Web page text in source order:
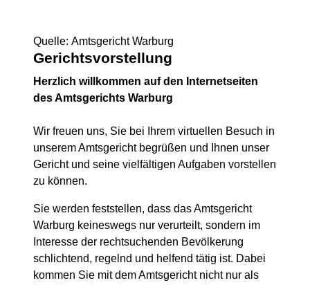
Quelle: Amtsgericht Warburg
Gerichtsvorstellung
Herzlich willkommen auf den Internetseiten
des Amtsgerichts Warburg
Wir freuen uns, Sie bei Ihrem virtuellen Besuch in
unserem Amtsgericht begrüßen und Ihnen unser
Gericht und seine vielfältigen Aufgaben vorstellen
zu können.
Sie werden feststellen, dass das Amtsgericht
Warburg keineswegs nur verurteilt, sondern im
Interesse der rechtsuchenden Bevölkerung
schlichtend, regelnd und helfend tätig ist. Dabei
kommen Sie mit dem Amtsgericht nicht nur als